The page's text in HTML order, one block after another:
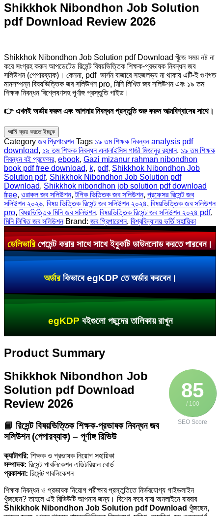
Shikkhok Nibondhon Job Solution
pdf Download Review 2026
Shikkhok Nibondhon Job Solution pdf Download খুঁজে সময় নষ্ট না
করে সংগ্রহ করুন আপডেটেড রিসেন্ট বিষয়ভিত্তিক শিক্ষক-প্রভাষক নিবন্ধন জব
সলিউশন (পেপারব্যাক)। কেননা, pdf ভার্সন বাজারে সহজলভ্য না থাকায় এটি-ই গুণগত
মানসম্পন্ন বিষয়ভিত্তিক জব সলিউশন pro, মিনি লিখিত জব সলিউশন এবং ১৯ তম
শিক্ষক নিবন্ধন বিশ্লেষণসহ পূর্ণাঙ্গ প্রস্তুতি গাইড।
👉 এখনই অর্ডার করুন এবং আপনার নিবন্ধন প্রস্তুতি শুরু করুন আত্মবিশ্বাসের সাথে।
আমি ক্রয় করতে ইচ্ছুক
Category জব প্রিপারেশন Tags ১৯ তম শিক্ষক নিবন্ধন analysis pdf
download, ১৯ তম শিক্ষক নিবন্ধন এনালাইসিস গাজী মিজানুর রহমান, ১৯ তম শিক্ষক
নিবন্ধন বই প্রফেসর, ebook, Gazi mizanur rahman nibondhon
book pdf free download, k, pdf, Shikkhok Nibondhon Job
Solution pdf, Shikkhok Nibondhon Job Solution pdf
Download, Shikkhok nibondhon job solution pdf download
free, ওরাকল জব সলিউশন,টপিক ভিত্তিক জব সলিউশন, প্রফেসর রিসেন্ট জব
সলিউশন ২০২৬, বিষয় ভিত্তিক রিসেন্ট জব সলিউশন ২০২৪, বিষয়ভিত্তিক জব সলিউশন
pro, বিষয়ভিত্তিক মিনি জব সলিউশন, বিষয়ভিত্তিক রিসেন্ট জব সলিউশন ২০২৪ pdf,
মিনি লিখিত জব সলিউশন Brand: জব প্রিপারেশন, বিশ্ববিদ্যালয় ভর্তি সহায়িকা
ডেলিভারি পেমেন্ট করার সাথে সাথে ইবুকটি ডাউনলোড করতে পারবেন।
অর্ডার কিভাবে egKDP তে অর্ডার করবেন।
egKDP বইগুলো পছন্দের তালিকায় রাখুন
Product Summary
85
/ 100
SEO Score
Shikkhok Nibondhon Job
Solution pdf Download
Review 2026
📘 রিসেন্ট বিষয়ভিত্তিক শিক্ষক-প্রভাষক নিবন্ধন জব
সলিউশন (পেপারব্যাক) – পূর্ণাঙ্গ রিভিউ
ক্যাটাগরি: শিক্ষক ও প্রভাষক নিয়োগ সহায়িকা
সম্পাদক: রিসেন্ট পাবলিকেশন এডিটরিয়াল বোর্ড
প্রকাশনা: রিসেন্ট পাবলিকেশন
শিক্ষক নিবন্ধন ও প্রভাষক নিয়োগ পরীক্ষার প্রস্তুতিতে নির্ভরযোগ্য গাইডলাইন
খুঁজছেন? তাহলে এই রিভিউটি আপনার জন্য। বিশেষ করে যারা অনলাইনে বারবার
Shikkhok Nibondhon Job Solution pdf Download খুঁজছেন,